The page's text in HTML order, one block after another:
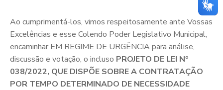
Ao cumprimentá-los, vimos respeitosamente ante Vossas
Excelências e esse Colendo Poder Legislativo Municipal,
encaminhar EM REGIME DE URGÊNCIA para análise,
discussão e votação, o incluso PROJETO DE LEI Nº
038/2022, QUE DISPÕE SOBRE A CONTRATAÇÃO
POR TEMPO DETERMINADO DE NECESSIDADE